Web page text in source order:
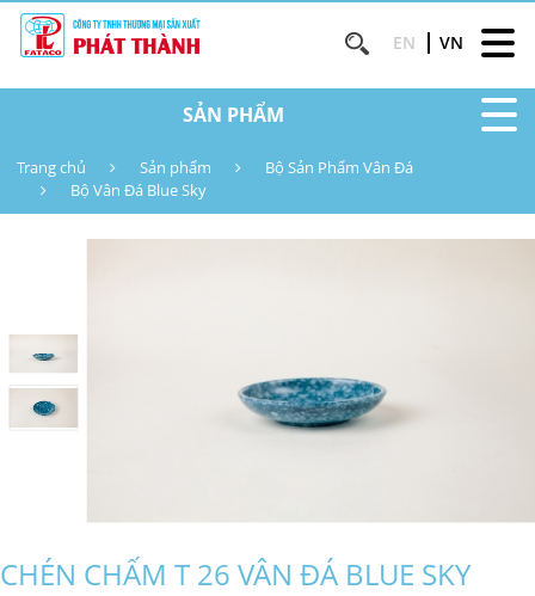
EN VN
SẢN PHẨM
Trang chủ Sản phẩm
Bộ Sản Phẩm Vân Đá
Bộ Vân Đá Blue Sky
CHÉN CHẤM T 26 VÂN ĐÁ BLUE SKY